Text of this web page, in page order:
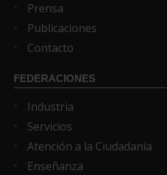
Prensa
Publicaciones
Contacto
FEDERACIONES
Industria
Servicios
Atención a la Ciudadanía
Enseñanza